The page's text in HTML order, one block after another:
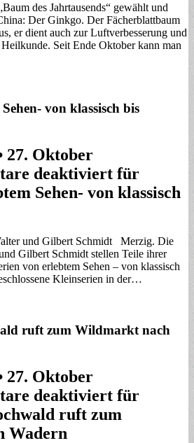
des Jahrtausends“ gewählt und
Der Ginkgo. Der Fächerblattbaum
er dient auch zur Luftverbesserung und
Seit Ende Oktober kann man
von klassisch bis
27. Oktober
deaktiviert für
Sehen- von klassisch
und Gilbert Schmidt Merzig. Die
Gilbert Schmidt stellen Teile ihrer
von erlebtem Sehen – von klassisch
Kleinserien in der…
ruft zum Wildmarkt nach
27. Oktober
deaktiviert für
ruft zum
Wadern